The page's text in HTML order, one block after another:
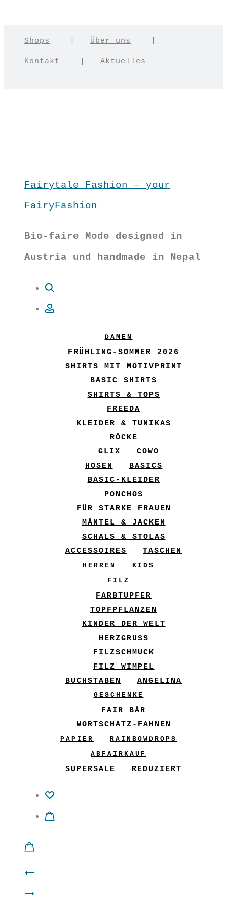
Shops Über uns
Kontakt Aktuelles
Fairytale Fashion – your
FairyFashion
Bio-faire Mode designed in
Austria und handmade in Nepal
DAMEN
FRÜHLING-SOMMER 2026
SHIRTS MIT MOTIVPRINT
BASIC SHIRTS
SHIRTS & TOPS
FREEDA
KLEIDER & TUNIKAS
RÖCKE
GLIX
COWO
HOSEN
BASICS
BASIC-KLEIDER
PONCHOS
FÜR STARKE FRAUEN
MÄNTEL & JACKEN
SCHALS & STOLAS
ACCESSOIRES
TASCHEN
HERREN
KIDS
FILZ
FARBTUPFER
TOPFPFLANZEN
KINDER DER WELT
HERZGRUSS
FILZSCHMUCK
FILZ WIMPEL
BUCHSTABEN
ANGELINA
GESCHENKE
FAIR BÄR
WORTSCHATZ-FAHNEN
PAPIER
RAINBOWDROPS
ABFAIRKAUF
SUPERSALE REDUZIERT
Product
navigation
Filz